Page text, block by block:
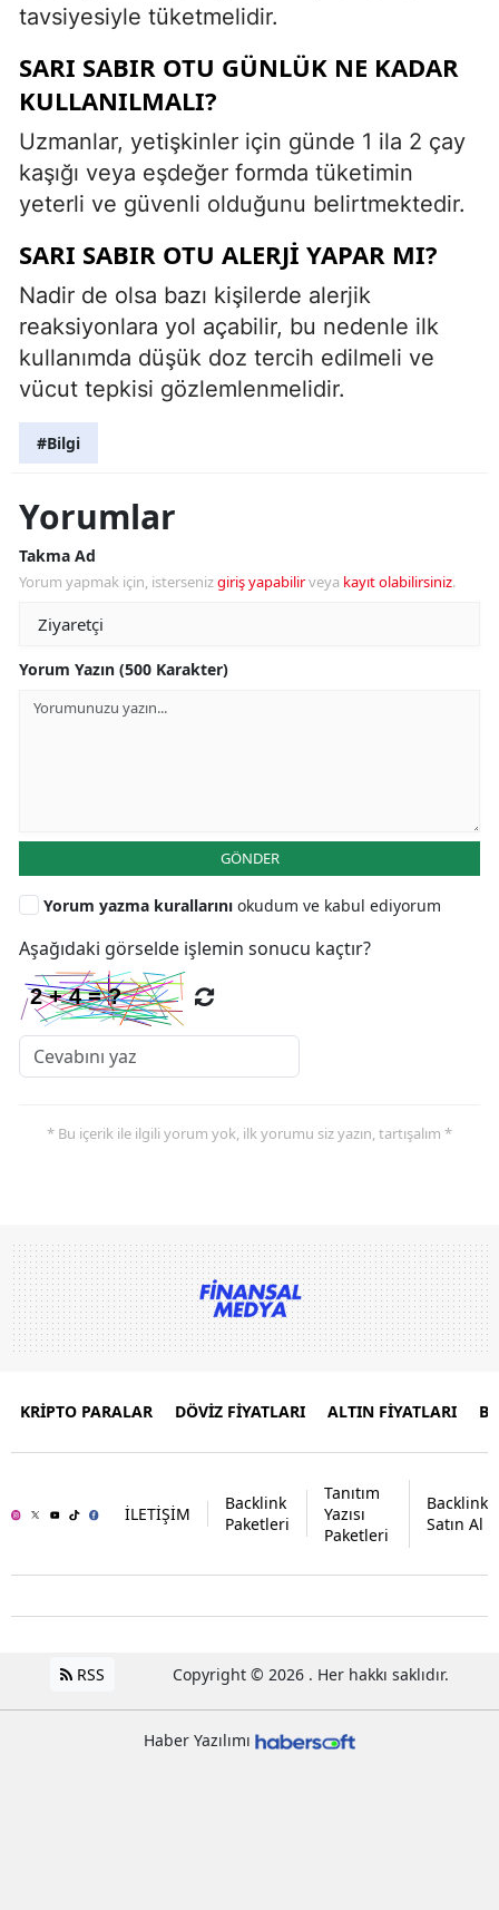
tavsiyesiyle tüketmelidir.
SARI SABIR OTU GÜNLÜK NE KADAR
KULLANILMALI?
Uzmanlar, yetişkinler için günde 1 ila 2 çay
kaşığı veya eşdeğer formda tüketimin
yeterli ve güvenli olduğunu belirtmektedir.
SARI SABIR OTU ALERJI YAPAR MI?
Nadir de olsa bazı kişilerde alerjik
reaksiyonlara yol açabilir, bu nedenle ilk
kullanımda düşük doz tercih edilmeli ve
vücut tepkisi gözlemlenmelidir.
#Bilgi
Yorumlar
Takma Ad
Yorum yapmak için, istersenizgiriş yapabilirveya kayıt olabilirsiniz.
Yorum Yazın (500 Karakter)
GÖNDER
Yorum yazma kurallarını okudum ve kabul ediyorum
Aşağıdaki görselde işlemin sonucu kaçtır?
* Bu içerik ile ilgili yorum yok, ilk yorumu siz yazın, tartışalım *
KRİPTO PARALAR DÖVİZ FİYATLARI ALTIN FİYATLARI
İLETİŞİM
Backlink
Paketleri
Tanıtım
Yazısı
Paketleri
Backlink
Satın Al
RSS Copyright © 2026 . Her hakkı saklıdır.
Haber Yazılımı